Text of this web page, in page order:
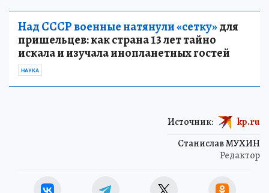
Над СССР военные натянули «сетку»для
пришельцев: как страна 13 лет тайно
искала и изучала инопланетных гостей
НАУКА
Станислав МУХИН
Редактор
Источник: kp.ru